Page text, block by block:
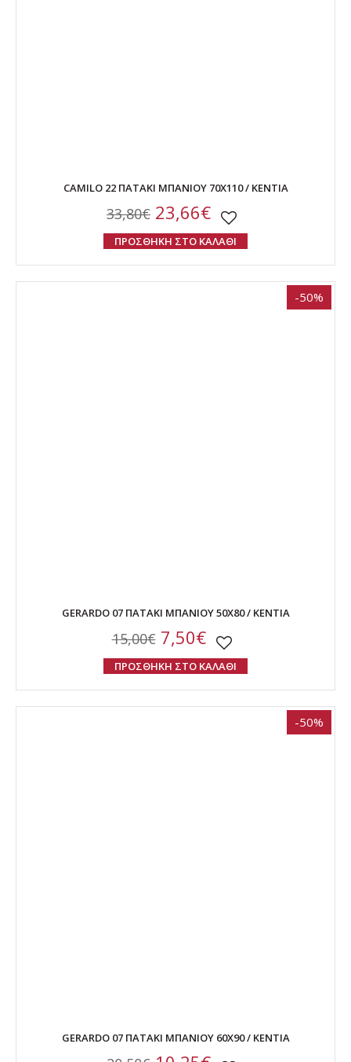
CAMILO 22 ΠΑΤΑΚΙ ΜΠΑΝΙΟΥ 70Χ110 / ΚΕΝΤΙΑ
33,80€ 23,66€
ΠΡΟΣΘΗΚΗ ΣΤΟ ΚΑΛΑΘΙ
-50%
GERARDO 07 ΠΑΤΑΚΙ ΜΠΑΝΙΟΥ 50Χ80 / ΚΕΝΤΙΑ
15,00€7,50€
ΠΡΟΣΘΗΚΗ ΣΤΟ ΚΑΛΑΘΙ
-50%
GERARDO 07 ΠΑΤΑΚΙ ΜΠΑΝΙΟΥ 60Χ90 / ΚΕΝΤΙΑ